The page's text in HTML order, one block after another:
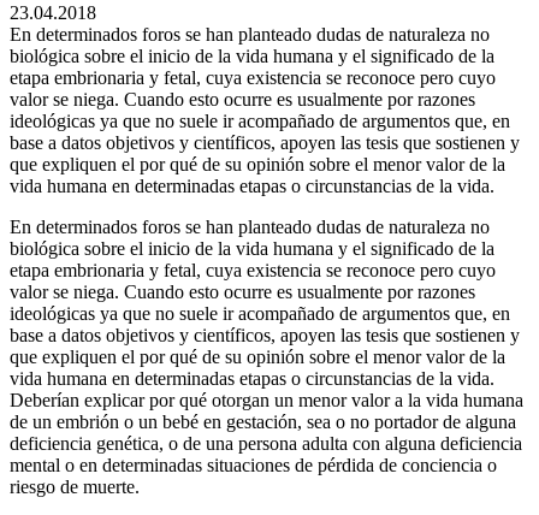
23.04.2018
En determinados foros se han planteado dudas de naturaleza no
biológica sobre el inicio de la vida humana y el significado de la
etapa embrionaria y fetal, cuya existencia se reconoce pero cuyo
valor se niega. Cuando esto ocurre es usualmente por razones
ideológicas ya que no suele ir acompañado de argumentos que, en
base a datos objetivos y científicos, apoyen las tesis que sostienen y
que expliquen el por qué de su opinión sobre el menor valor de la
vida humana en determinadas etapas o circunstancias de la vida.
En determinados foros se han planteado dudas de naturaleza no
biológica sobre el inicio de la vida humana y el significado de la
etapa embrionaria y fetal, cuya existencia se reconoce pero cuyo
valor se niega. Cuando esto ocurre es usualmente por razones
ideológicas ya que no suele ir acompañado de argumentos que, en
base a datos objetivos y científicos, apoyen las tesis que sostienen y
que expliquen el por qué de su opinión sobre el menor valor de la
vida humana en determinadas etapas o circunstancias de la vida.
Deberían explicar por qué otorgan un menor valor a la vida humana
de un embrión o un bebé en gestación, sea o no portador de alguna
deficiencia genética, o de una persona adulta con alguna deficiencia
mental o en determinadas situaciones de pérdida de conciencia o
riesgo de muerte.